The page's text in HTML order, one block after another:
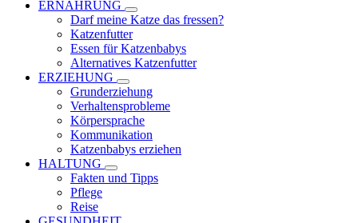
ERNÄHRUNG
Darf meine Katze das fressen?
Katzenfutter
Essen für Katzenbabys
Alternatives Katzenfutter
ERZIEHUNG
Grunderziehung
Verhaltensprobleme
Körpersprache
Kommunikation
Katzenbabys erziehen
HALTUNG
Fakten und Tipps
Pflege
Reise